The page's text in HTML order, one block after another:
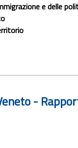
e delle
-